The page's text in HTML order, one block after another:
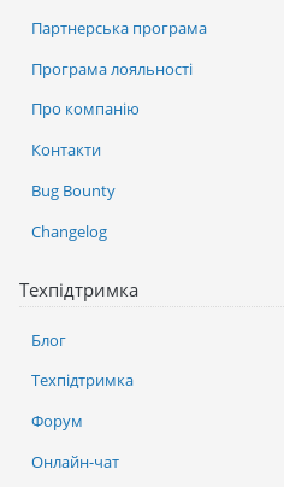
Партнерська програма
Програма лояльності
Про компанію
Контакти
Bug Bounty
Changelog
Техпідтримка
Блог
Техпідтримка
Форум
Онлайн-чат